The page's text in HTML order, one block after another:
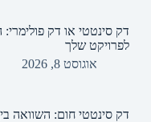
דק סינטטי או דק
לפרויקט שלך
אוגוסט 8, 2026
דק סינטטי חום: השוואה